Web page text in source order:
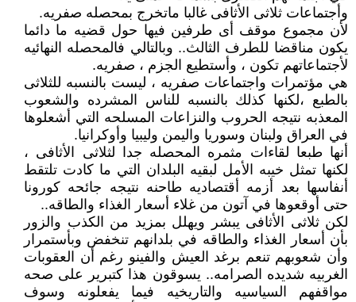
وأجتماعات ثلاثى الأثافى غالبا ماتخرج بمحصله صفريه.
لأن مجموع موقف أى طرفين فيها حول قضيه ما دائما
يكون مناقضا للطرف الثالث.. وبالتالي فالمحصله النهائيه
لأجتماعاتهم تكون ، وأستطيع الجزم ، صفريه.
هي مؤتمرات واجتماعات صفريه ، ليست بالنسبه للثلاثى
بالطبع ،لكنها كذلك بالنسبه للناس المشرده والشعوب
المعذبه نتيجه الحروب والنزاعات المسلحه التي أشعلوها
في العراق ولبنان وسوريا واليمن وليبيا وأوكرانيا.
أنها طبعا لقاءات مثمره المحصله جدا لثلاثى الأثافى ،
لكنها تمثل خيبه الأمل لبقيه البلدان التي ما كادت تلتقط
أنفاسها بعد أزمه أقتصاديه طاحنه نتيجه جائحه كورونا
حتى أوقعوها في آتون من غلاء أسعار الغذاء والطاقه..
لكن ثلاثى الأثافى يبشر ويهلل بمزيد من الكذب والزور
بأن أسعار الغذاء والطاقه في بلدانهم تنخفض وبأستمرار
وأن شعوبهم تنعم برغد العيش والفينو رغم أن العقوبات
الغربيه شديده الصرامه.. يسوقون هذا كتبرير على صحه
مواقفهم السياسيه والتاريخيه فيما يفعلونه وسوف